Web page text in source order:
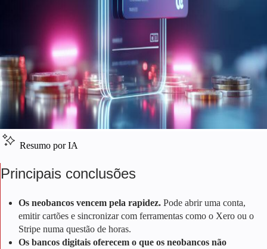
Resumo por IA
Principais conclusões
Os neobancos vencem pela rapidez. Pode abrir uma conta,
emitir cartões e sincronizar com ferramentas como o Xero ou o
Stripe numa questão de horas.
Os bancos digitais oferecem o que os neobancos não